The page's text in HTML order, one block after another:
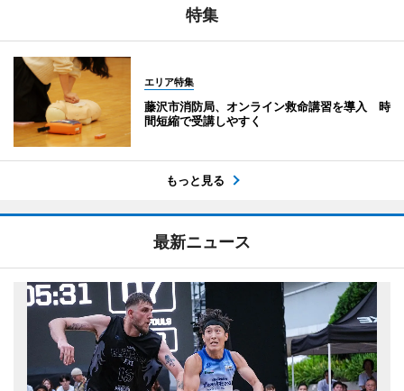
特集
エリア特集
藤沢市消防局、オンライン救命講習を導入 時
間短縮で受講しやすく
もっと見る
最新ニュース